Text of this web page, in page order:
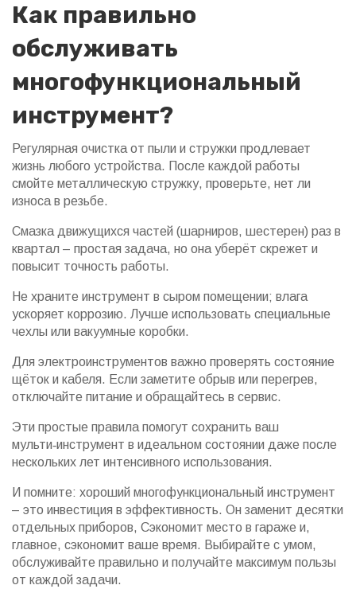
Как правильно
обслуживать
многофункциональный
инструмент?
Регулярная очистка от пыли и стружки продлевает
жизнь любого устройства. После каждой работы
смойте металлическую стружку, проверьте, нет ли
износа в резьбе.
Смазка движущихся частей (шарниров, шестерен) раз в
квартал – простая задача, но она уберёт скрежет и
повысит точность работы.
Не храните инструмент в сыром помещении; влага
ускоряет коррозию. Лучше использовать специальные
чехлы или вакуумные коробки.
Для электроинструментов важно проверять состояние
щёток и кабеля. Если заметите обрыв или перегрев,
отключайте питание и обращайтесь в сервис.
Эти простые правила помогут сохранить ваш
мульти‑инструмент в идеальном состоянии даже после
нескольких лет интенсивного использования.
И помните: хороший многофункциональный инструмент
– это инвестиция в эффективность. Он заменит десятки
отдельных приборов, Сэкономит место в гараже и,
главное, сэкономит ваше время. Выбирайте с умом,
обслуживайте правильно и получайте максимум пользы
от каждой задачи.